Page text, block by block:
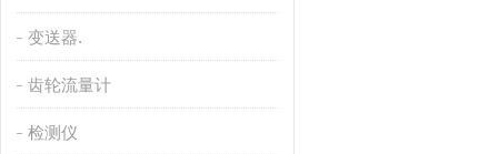
变送器.
齿轮流量计
检测仪